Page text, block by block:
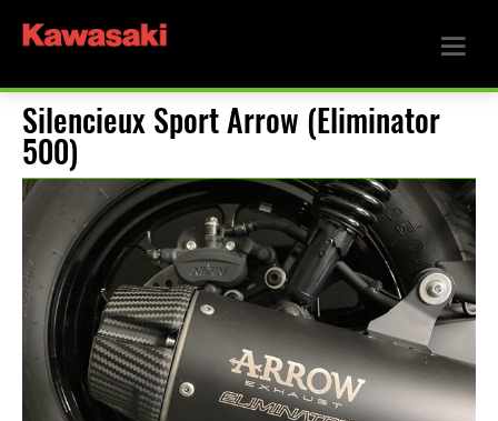
Silencieux Sport Arrow (Eliminator
500)